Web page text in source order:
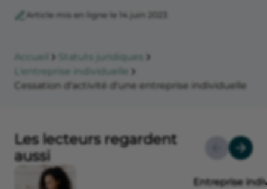
Article mis en ligne le 14 juin 2023
Accueil
Statuts juridiques
L'entreprise individuelle
Cessation d'activité d'une entreprise individuelle
Les lecteurs regardent
aussi
Entreprise